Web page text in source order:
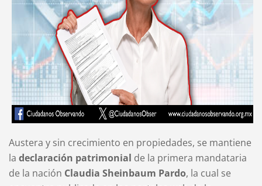
Austera y sin crecimiento en propiedades, se mantiene
la declaración patrimonial de la primera mandataria
de la nación Claudia Sheinbaum Pardo, la cual se